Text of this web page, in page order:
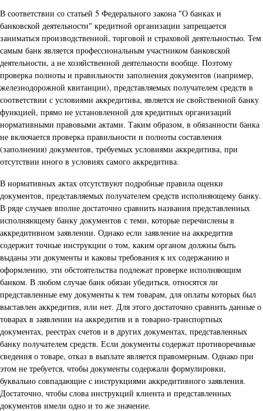
В соответствии со статьей 5 Федерального закона "О банках и
банковской деятельности" кредитной организации запрещается
заниматься производственной, торговой и страховой деятельностью. Тем
самым банк является профессиональным участником банковской
деятельности, а не хозяйственной деятельности вообще. Поэтому
проверка полноты и правильности заполнения документов (например,
железнодорожной квитанции), представляемых получателем средств в
соответствии с условиями аккредитива, является не свойственной банку
функцией, прямо не установленной для кредитных организаций
нормативными правовыми актами. Таким образом, в обязанности банка
не включается проверка правильности и полноты составления
(заполнения) документов, требуемых условиями аккредитива, при
отсутствии иного в условиях самого аккредитива.
В нормативных актах отсутствуют подробные правила оценки
документов, представляемых получателем средств исполняющему банку.
В ряде случаев вполне достаточно сравнить названия представленных
исполняющему банку документов с теми, которые перечислены в
аккредитивном заявлении. Однако если заявление на аккредитив
содержит точные инструкции о том, каким органом должны быть
выданы эти документы и каковы требования к их содержанию и
оформлению, эти обстоятельства подлежат проверке исполняющим
банком. В любом случае банк обязан убедиться, относятся ли
представленные ему документы к тем товарам, для оплаты которых был
выставлен аккредитив, или нет. Для этого достаточно сравнить данные о
товарах в заявлении на аккредитив и в товарно-транспортных
документах, реестрах счетов и в других документах, представленных
банку получателем средств. Если документы содержат противоречивые
сведения о товаре, отказ в выплате является правомерным. Однако при
этом не требуется, чтобы документы содержали формулировки,
буквально совпадающие с инструкциями аккредитивного заявления.
Достаточно, чтобы слова инструкций клиента и представленных
документов имели одно и то же значение.